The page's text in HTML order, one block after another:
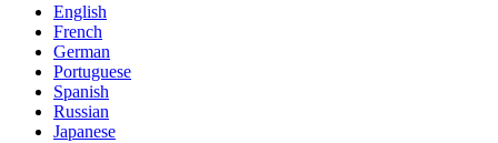
English
French
German
Portuguese
Spanish
Russian
Japanese